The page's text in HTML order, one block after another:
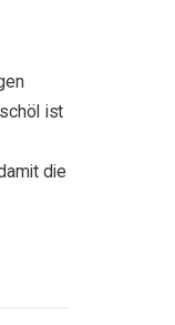
ist
die